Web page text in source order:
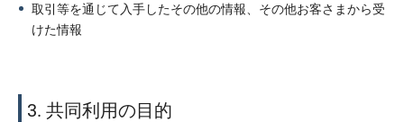
取引等を通じて入手したその他の情報、その他お客さまから受
けた情報
3. 共同利用の目的